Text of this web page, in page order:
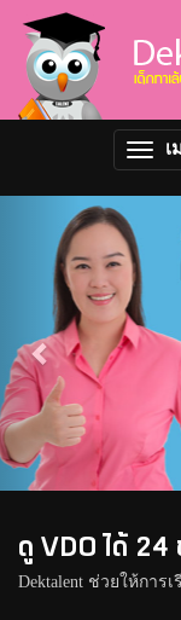
เ
Previous
ดู VDO ได้ 24
Dektalent ช่วยให้การ